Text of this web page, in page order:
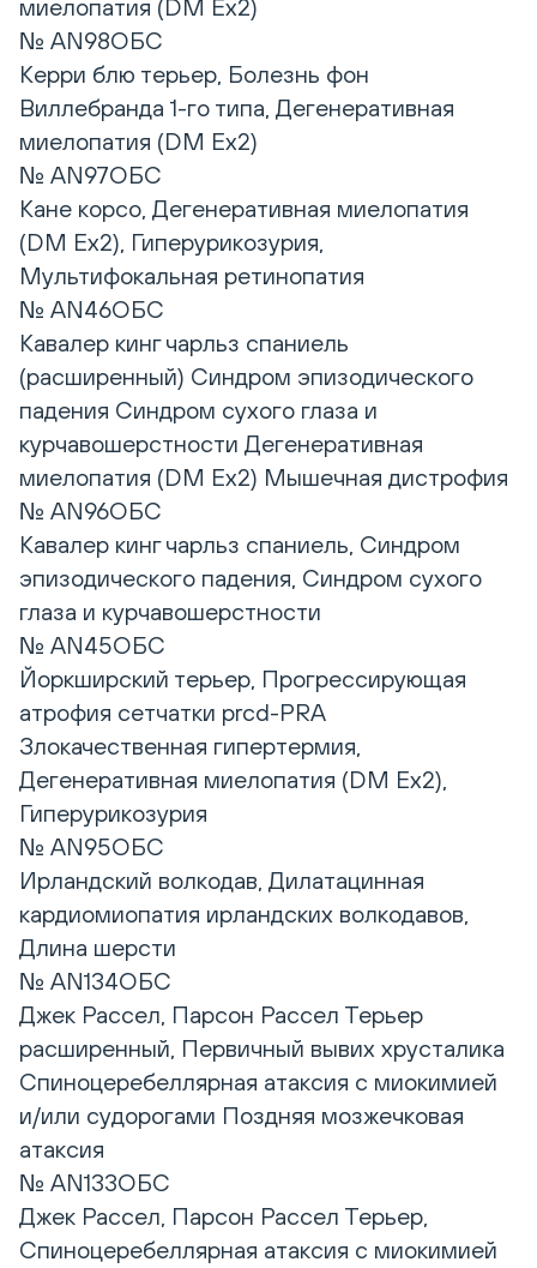
миелопатия (DM Ex2)
№ AN98ОБС
Керри блю терьер, Болезнь фон
Виллебранда 1-го типа, Дегенеративная
миелопатия (DM Ex2)
№ AN97ОБС
Кане корсо, Дегенеративная миелопатия
(DM Ex2), Гиперурикозурия,
Мультифокальная ретинопатия
№ AN46ОБС
Кавалер кинг чарльз спаниель
(расширенный) Синдром эпизодического
падения Синдром сухого глаза и
курчавошерстности Дегенеративная
миелопатия (DM Ex2) Мышечная дистрофия
№ AN96ОБС
Кавалер кинг чарльз спаниель, Синдром
эпизодического падения, Синдром сухого
глаза и курчавошерстности
№ AN45ОБС
Йоркширский терьер, Прогрессирующая
атрофия сетчатки prcd-PRA
Злокачественная гипертермия,
Дегенеративная миелопатия (DM Ex2),
Гиперурикозурия
№ AN95ОБС
Ирландский волкодав, Дилатацинная
кардиомиопатия ирландских волкодавов,
Длина шерсти
№ AN134ОБС
Джек Рассел, Парсон Рассел Терьер
расширенный, Первичный вывих хрусталика
Спиноцеребеллярная атаксия с миокимией
и/или судорогами Поздняя мозжечковая
атаксия
№ AN133ОБС
Джек Рассел, Парсон Рассел Терьер,
Спиноцеребеллярная атаксия с миокимией